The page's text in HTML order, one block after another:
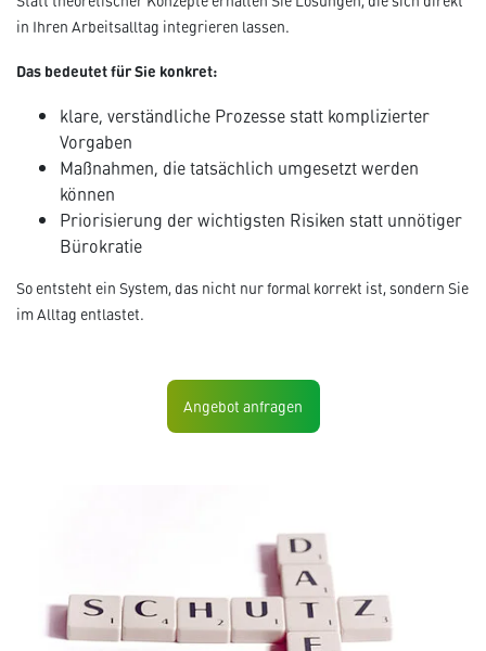
in Ihren Arbeitsalltag integrieren lassen.
Das bedeutet für Sie konkret:
klare, verständliche Prozesse statt komplizierter
Vorgaben
Maßnahmen, die tatsächlich umgesetzt werden
können
Priorisierung der wichtigsten Risiken statt unnötiger
Bürokratie
So entsteht ein System, das nicht nur formal korrekt ist, sondern Sie
im Alltag entlastet.
Angebot anfragen